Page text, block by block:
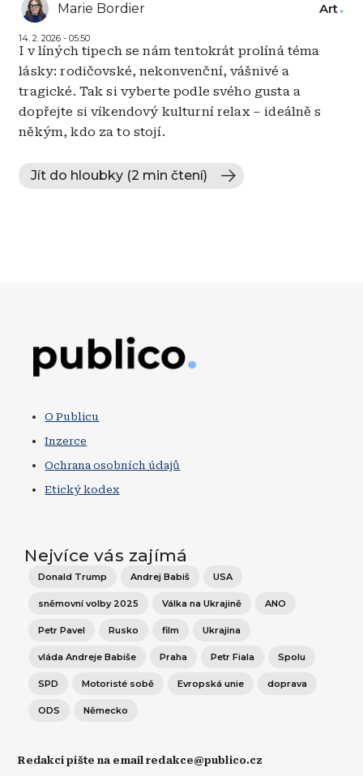
Marie Bordier
14. 2. 2026 - 05:50
Art
I v líných tipech se nám tentokrát prolíná téma
lásky: rodičovské, nekonvenční, vášnivé a
tragické. Tak si vyberte podle svého gusta a
dopřejte si víkendový kulturní relax – ideálně s
někým, kdo za to stojí.
Jít do hloubky (2 min čtení)
O Publicu
Inzerce
Ochrana osobních údajů
Etický kodex
Nejvíce vás zajímá
Donald Trump Andrej Babiš USA
sněmovní volby 2025 Válka na Ukrajině ANO
Petr Pavel Rusko film Ukrajina
vláda Andreje Babiše Praha Petr Fiala Spolu
SPD Motoristé sobě Evropská unie doprava
ODS Německo
Redakci pište na email redakce@publico.cz